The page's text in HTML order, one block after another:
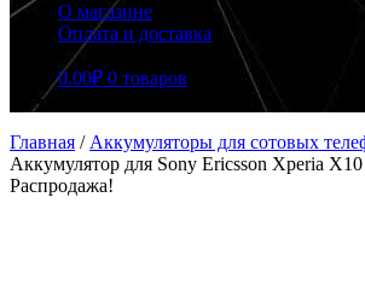
О магазине
Оплата и доставка
0.00₽ 0 товаров
Главная / Аккумуляторы для сотовых
Аккумулятор для Sony Ericsson Xperia
Распродажа!